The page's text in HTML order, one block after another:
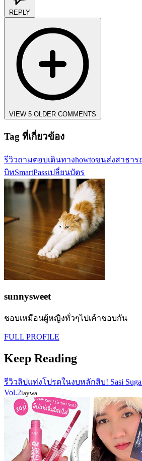
REPLY
VIEW 5 OLDER COMMENTS
Tag ที่เกี่ยวข้อง
รีวิวถามตอบเดินทางhowtoขนส่งสาธาร
บิทSmartPassเปลี่ยนบัตร
sunnysweet
ชอบเหมือนผู้หญิงทั่วๆไปเค้าชอบกัน
FULL PROFILE
Keep Reading
รีวิวลิปแท่งโปรดในงบหลักสิบ! Sasi
Vol.2laywa